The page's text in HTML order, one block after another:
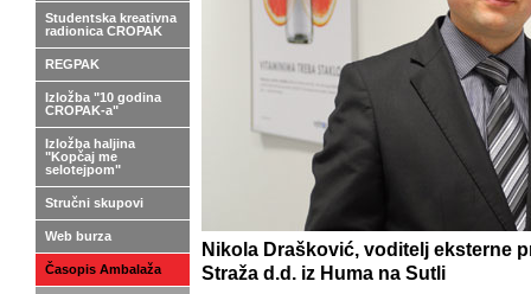
Nikola Drašković, voditelj eksterne
Straža d.d. iz Huma na Sutli
Studentska kreativna
radionica CROPAK
REGPAK
Izložba "10 godina
CROPAK-a"
Izložba haljina
"Kopčaj me
selotejpom"
Stručni skupovi
Web burza
Časopis Ambalaža